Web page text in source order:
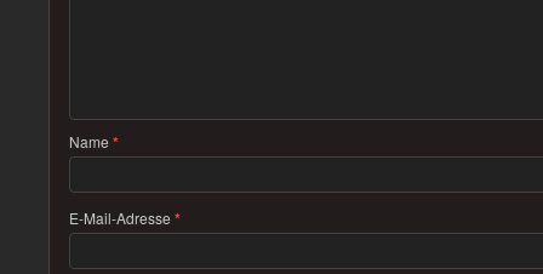
Name *
E-Mail-Adresse *